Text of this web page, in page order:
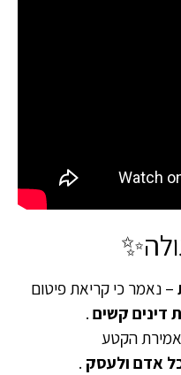
– נאמר כי קריאת פיטום
דינים קשים .
הקטע
אדם ולעסק .